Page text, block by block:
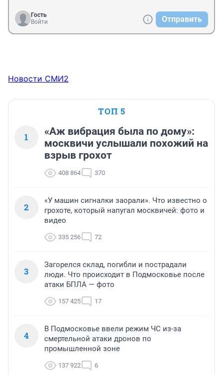
Гость
Войти
Отправить
Новости СМИ2
ТОП 5
1
«Аж вибрация была по дому»:
москвичи услышали похожий на
взрыв грохот
408 864 370
2
«У машин сигналки заорали». Что известно о
грохоте, который напугал москвичей: фото и
видео
335 256 72
3
Загорелся склад, погибли и пострадали
люди. Что происходит в Подмосковье после
атаки БПЛА — фото
157 425 17
4
В Подмосковье ввели режим ЧС из-за
смертельной атаки дронов по
промышленной зоне
137 922 6